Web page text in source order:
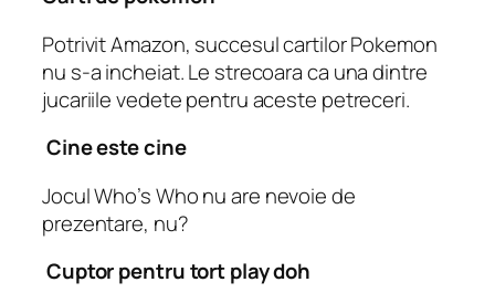
Potrivit Amazon, succesul cartilor Pokemon
nu s-a incheiat. Le strecoara ca una dintre
jucariile vedete pentru aceste petreceri.
Cine este cine
Jocul Who’s Who nu are nevoie de
prezentare, nu?
Cuptor pentru tort play doh